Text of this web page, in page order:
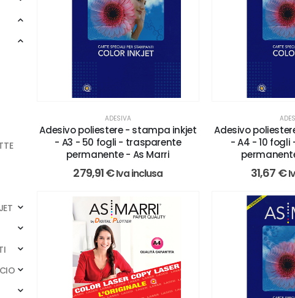
ADESIVA
Adesivo poliestere - stampa inkjet
- A3 - 50 fogli - trasparente
permanente - As Marri
279,91€Iva inclusa
Adesivo
- A4 - 10
31,67 €